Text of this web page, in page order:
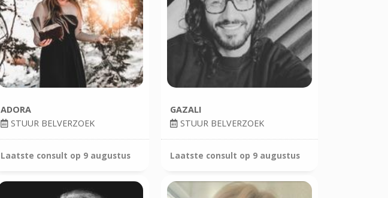
ADORA
STUUR BELVERZOEK
Laatste consult op 9 augustus
GAZALI
STUUR BELVERZOEK
Laatste consult op 9 augustus